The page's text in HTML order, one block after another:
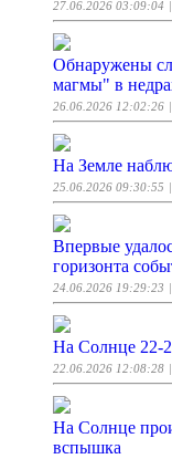
27.06.2026 03:09:04
Обнаружены
магмы" в
26.06.2026 12:02:26
На Земле
25.06.2026 09:30:55
Впервые
горизонта
24.06.2026 19:29:23
На Солнце 22-
22.06.2026 12:08:28
На Солнце
вспышка